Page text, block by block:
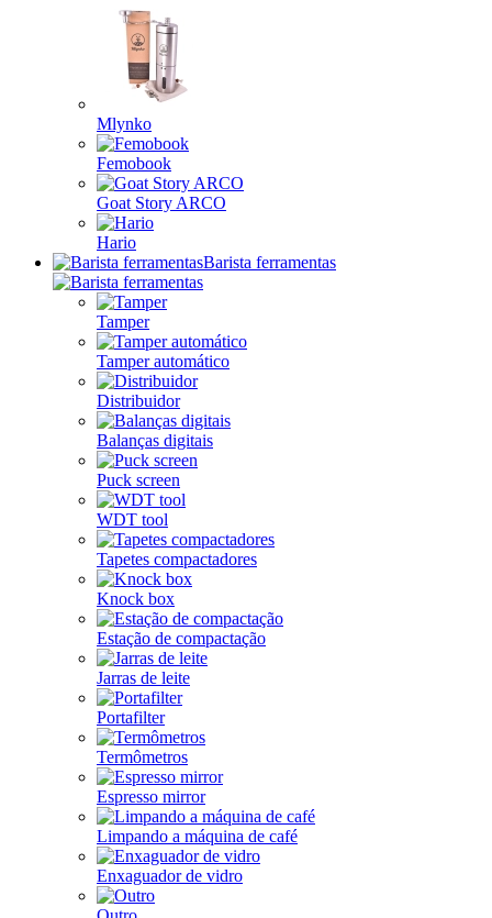
Mlynko
Femobook
Goat Story ARCO
Hario
Barista ferramentas
Tamper
Tamper automático
Distribuidor
Balanças digitais
Puck screen
WDT tool
Tapetes compactadores
Knock box
Estação de compactação
Jarras de leite
Portafilter
Termômetros
Espresso mirror
Limpando a máquina de café
Enxaguador de vidro